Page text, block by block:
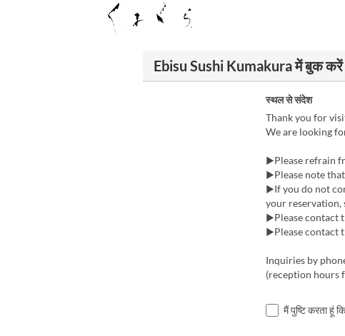
Ebisu Sushi Kumakura में बुक करें
स्थल से संदेश
Thank you for
We are looking
▶Please refrain
▶Please note
▶If you do not
your reservation,
▶Please contact
▶Please contact
Inquiries by
(reception hours
मैं पुष्टि करता हूं